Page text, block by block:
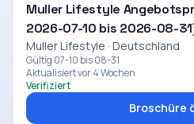
Muller Lifestyle
2026-07-10 bis 2026-08-
Muller Lifestyle · Deutschland
Gültig 07-10 bis 08-31
Aktualisiert vor 4 Wochen
Verifiziert
Broschüre